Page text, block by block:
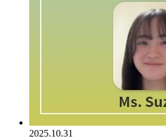
2025.10.31